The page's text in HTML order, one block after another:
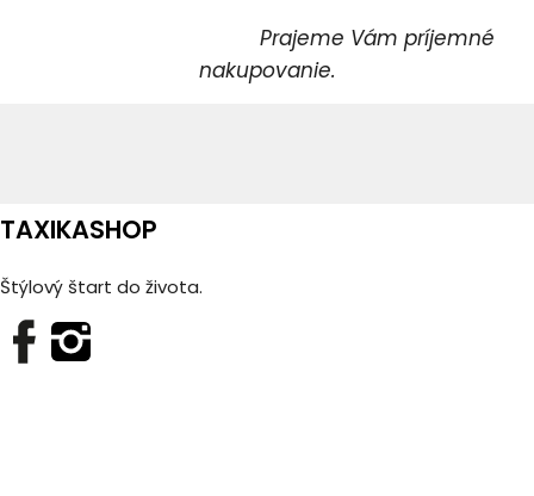
Prajeme Vám príjemné
nakupovanie.
TAXIKASHOP
Štýlový štart do života.